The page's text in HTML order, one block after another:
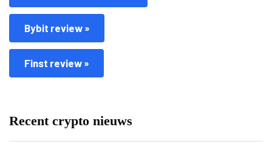
Bybit review »
Finst review »
Recent crypto nieuws